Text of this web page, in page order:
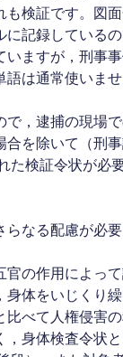
も検証です。図
記録している
ますが，刑事事
は通常使いませ
で，逮捕の現場
を除いて（刑
た検証令状が必
なる配慮が必要
官の作用によっ
体をいじくり
べて人権侵害
，身体検査令状